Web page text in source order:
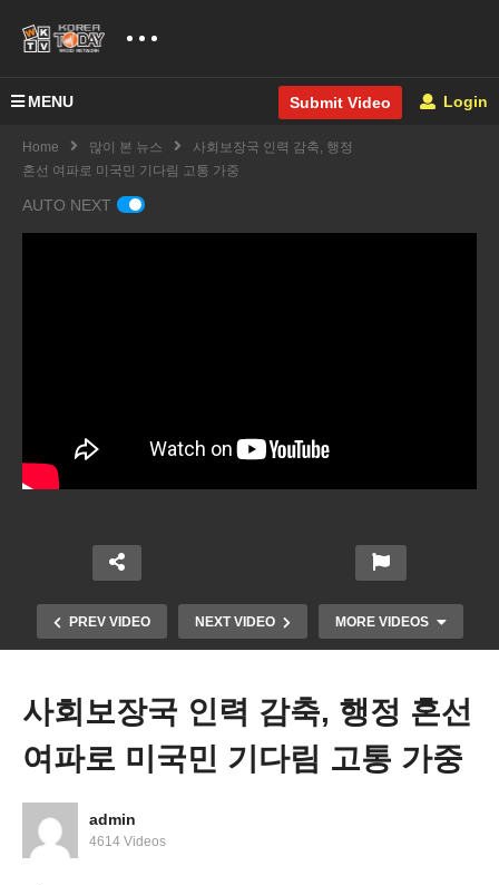
MENU Submit Video Login
Home 많이 본 뉴스
사회보장국 인력 감축, 행정
혼선 여파로 미국민 기다림 고통 가중
AUTO NEXT
PREV VIDEO NEXT VIDEO MORE VIDEOS
사회보장국 인력 감축, 행정 혼선
여파로 미국민 기다림 고통 가중
admin
4614 Videos